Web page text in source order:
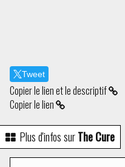
Tweet
Copier le lien et le descriptif
Copier le lien
Plus d'infos surThe Cure